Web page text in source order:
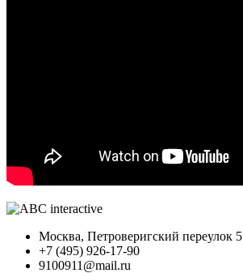
Москва, Петроверигский переулок 5
+7 (495) 926-17-90
9100911@mail.ru